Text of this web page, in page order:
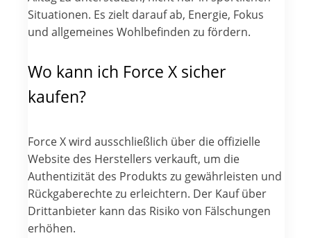
Situationen. Es zielt darauf ab, Energie, Fokus
und allgemeines Wohlbefinden zu fördern.
Wo kann ich Force X sicher
kaufen?
Force X wird ausschließlich über die offizielle
Website des Herstellers verkauft, um die
Authentizität des Produkts zu gewährleisten und
Rückgaberechte zu erleichtern. Der Kauf über
Drittanbieter kann das Risiko von Fälschungen
erhöhen.